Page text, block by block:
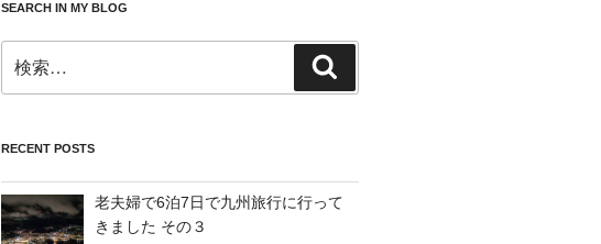
SEARCH IN MY BLOG
索:
索
RECENT POSTS
老夫婦で6泊7日で九州旅行に行って
きました その３